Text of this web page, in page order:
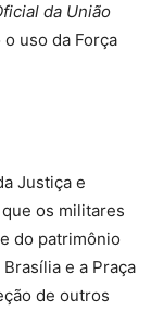
da União
uso da Força
Justiça e
os militares
do patrimônio
e a Praça
de outros